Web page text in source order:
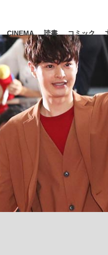
インタビュー
のまま解散」WBC日本代表“敗
観る将棋、読む将棋
CINEMA 読書 コミック
#内田有紀
#松田聖子